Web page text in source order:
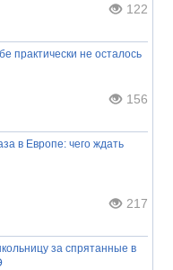
122
практически не осталось
156
в Европе: чего ждать
217
за спрятанные в